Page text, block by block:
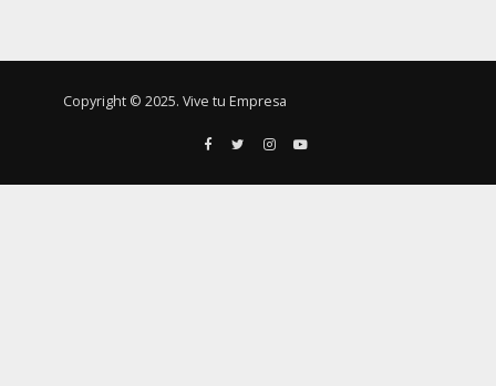
Copyright © 2025. Vive tu Empresa